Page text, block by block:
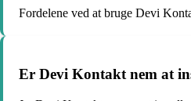
Fordelene ved at bruge Devi
Er Devi Kontakt nem at